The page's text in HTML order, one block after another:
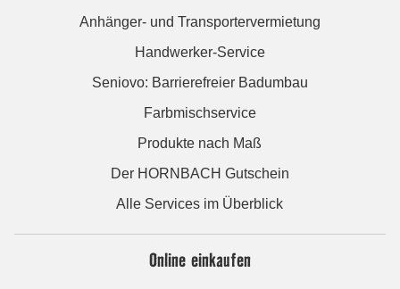
Anhänger- und Transportervermietung
Handwerker-Service
Seniovo: Barrierefreier Badumbau
Farbmischservice
Produkte nach Maß
Der HORNBACH Gutschein
Alle Services im Überblick
Online einkaufen